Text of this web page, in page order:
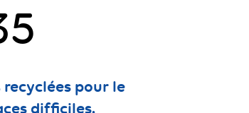
recyclées pour le
difficiles.